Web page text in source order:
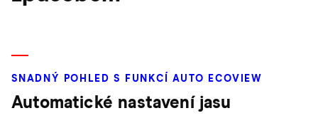
SNADNÝ POHLED S FUNKCÍ AUTO ECOVIEW
Automatické nastavení jasu